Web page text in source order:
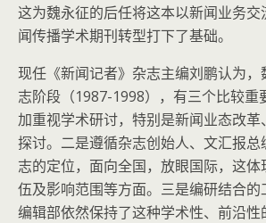
这为魏永征的后任将这本以新闻业务
闻传播学术期刊转型打下了基础。
现任《新闻记者》杂志主编刘鹏认为，
志阶段（1987-1998），有三个比较重
加重视学术研讨，特别是新闻业态改革
探讨。二是遵循杂志创始人、文汇报总
志的定位，面向全国，放眼国际，这
伍及影响范围等方面。三是编研结合的
编辑部依然保持了这种学术性、前沿